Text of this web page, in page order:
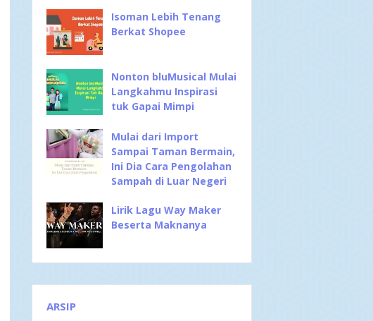
Isoman Lebih Tenang
Berkat Shopee
Nonton bluMusical Mulai
Langkahmu Inspirasi
tuk Gapai Mimpi
Mulai dari Import
Sampai Taman Bermain,
Ini Dia Cara Pengolahan
Sampah di Luar Negeri
Lirik Lagu Way Maker
Beserta Maknanya
ARSIP